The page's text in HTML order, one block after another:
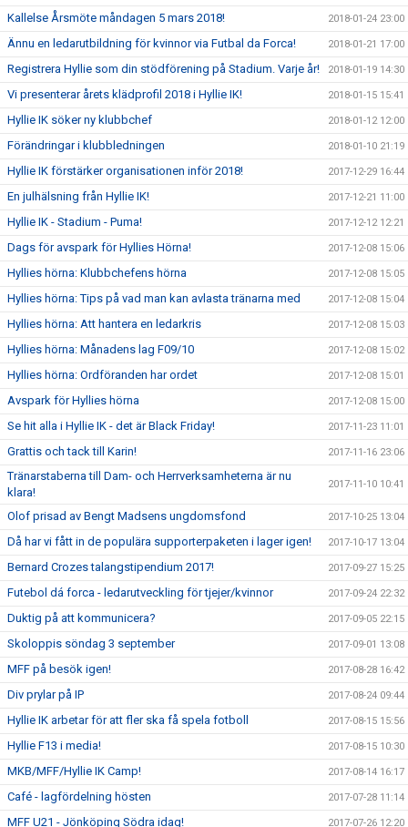
Kallelse Årsmöte måndagen 5 mars 2018! 2018-01-24 23:00
Ännu en ledarutbildning för kvinnor via Futbal da Forca! 2018-01-21 17:00
Registrera Hyllie som din stödförening på Stadium. Varje år! 2018-01-19 14:30
Vi presenterar årets klädprofil 2018 i Hyllie IK! 2018-01-15 15:41
Hyllie IK söker ny klubbchef 2018-01-12 12:00
Förändringar i klubbledningen 2018-01-10 21:19
Hyllie IK förstärker organisationen inför 2018! 2017-12-29 16:44
En julhälsning från Hyllie IK! 2017-12-21 11:00
Hyllie IK - Stadium - Puma! 2017-12-12 12:21
Dags för avspark för Hyllies Hörna! 2017-12-08 15:06
Hyllies hörna: Klubbchefens hörna 2017-12-08 15:05
Hyllies hörna: Tips på vad man kan avlasta tränarna med 2017-12-08 15:04
Hyllies hörna: Att hantera en ledarkris 2017-12-08 15:03
Hyllies hörna: Månadens lag F09/10 2017-12-08 15:02
Hyllies hörna: Ordföranden har ordet 2017-12-08 15:01
Avspark för Hyllies hörna 2017-12-08 15:00
Se hit alla i Hyllie IK - det är Black Friday! 2017-11-23 11:01
Grattis och tack till Karin! 2017-11-16 23:06
Tränarstaberna till Dam- och Herrverksamheterna är nu
klara!
2017-11-10 10:41
Olof prisad av Bengt Madsens ungdomsfond 2017-10-25 13:04
Då har vi fått in de populära supporterpaketen i lager igen! 2017-10-17 13:04
Bernard Crozes talangstipendium 2017! 2017-09-27 15:25
Futebol dá forca - ledarutveckling för tjejer/kvinnor 2017-09-24 22:32
Duktig på att kommunicera? 2017-09-05 22:15
Skoloppis söndag 3 september 2017-09-01 13:08
MFF på besök igen! 2017-08-28 16:42
Div prylar på IP 2017-08-24 09:44
Hyllie IK arbetar för att fler ska få spela fotboll 2017-08-15 15:56
Hyllie F13 i media! 2017-08-15 10:30
MKB/MFF/Hyllie IK Camp! 2017-08-14 16:17
Café - lagfördelning hösten 2017-07-28 11:14
MFF U21 - Jönköping Södra idag! 2017-07-26 12:20